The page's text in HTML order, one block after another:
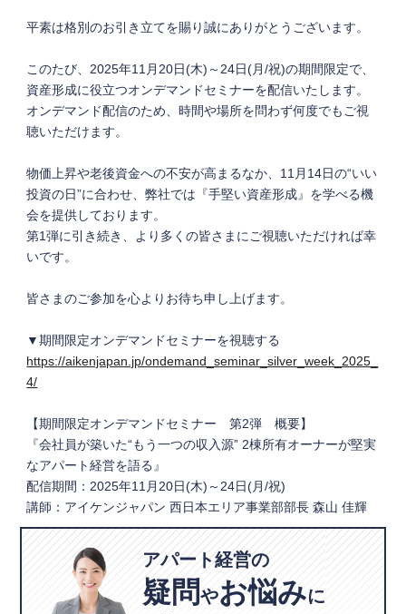
平素は格別のお引き立てを賜り誠にありがとうございます。
このたび、2025年11月20日(木)～24日(月/祝)の期間限定で、
資産形成に役立つオンデマンドセミナーを配信いたします。
オンデマンド配信のため、時間や場所を問わず何度でもご視
聴いただけます。
物価上昇や老後資金への不安が高まるなか、11月14日の“いい
投資の日”に合わせ、弊社では『手堅い資産形成』を学べる機
会を提供しております。
第1弾に引き続き、より多くの皆さまにご視聴いただければ幸
いです。
皆さまのご参加を心よりお待ち申し上げます。
▼期間限定オンデマンドセミナーを視聴する
https://aikenjapan.jp/ondemand_seminar_silver_week_2025_
4/
【期間限定オンデマンドセミナー 第2弾 概要】
『会社員が築いた“もう一つの収入源” 2棟所有オーナーが堅実
なアパート経営を語る』
配信期間：2025年11月20日(木)～24日(月/祝)
講師：アイケンジャパン 西日本エリア事業部部長 森山 佳輝
アパート経営の
疑問やお悩みに